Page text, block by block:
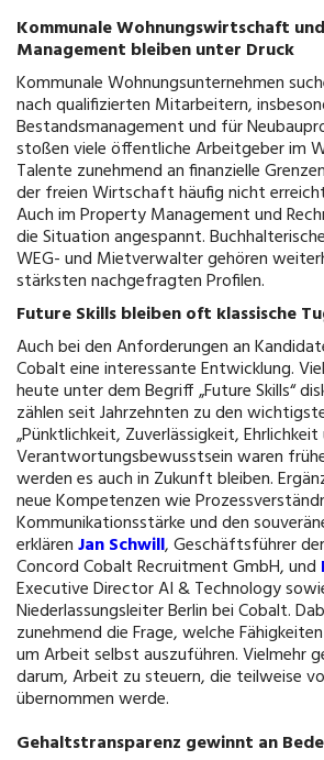
Kommunale Wohnungswirtschaft
Management bleiben unter Druck
Kommunale Wohnungsunternehmen
nach qualifizierten Mitarbeitern,
Bestandsmanagement und für
stoßen viele öffentliche Arbeitgeber im
Talente zunehmend an finanzielle
der freien Wirtschaft häufig nicht
Auch im Property Management und
die Situation angespannt.
WEG- und Mietverwalter gehören
stärksten nachgefragten Profilen.
Future Skills bleiben oft klassische
Auch bei den Anforderungen an
Cobalt eine interessante Entwicklung.
heute unter dem Begriff „Future Skills“
zählen seit Jahrzehnten zu den
„Pünktlichkeit, Zuverlässigkeit, Ehrlichkeit
Verantwortungsbewusstsein waren
werden es auch in Zukunft bleiben.
neue Kompetenzen wie
Kommunikationsstärke und den
erklärenJan Schwill, Geschäftsführer
Concord Cobalt Recruitment GmbH, und
Executive Director AI & Technology
Niederlassungsleiter Berlin bei Cobalt.
zunehmend die Frage, welche
um Arbeit selbst auszuführen. Vielmehr
darum, Arbeit zu steuern, die teilweise
übernommen werde.
Gehaltstransparenz gewinnt an